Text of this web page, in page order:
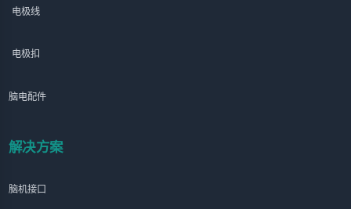
电极线
电极扣
脑电配件
解决方案
脑机接口